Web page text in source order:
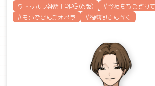
クトゥルフ神話TRPG(6版)
#かねもちこぞりて
#もいでびんごオペラ
#御曹司さんかく